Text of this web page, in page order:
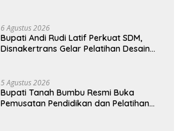
6 Agustus 2026
Bupati Andi Rudi Latif Perkuat SDM,
Disnakertrans Gelar Pelatihan Desain
5 Agustus 2026
Bupati Tanah Bumbu Resmi Buka
Pemusatan Pendidikan dan Pelatihan